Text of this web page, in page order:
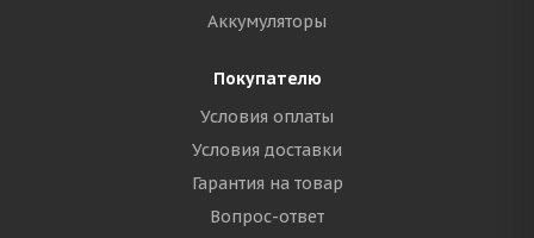
Аккумуляторы
Покупателю
Условия оплаты
Условия доставки
Гарантия на товар
Вопрос-ответ